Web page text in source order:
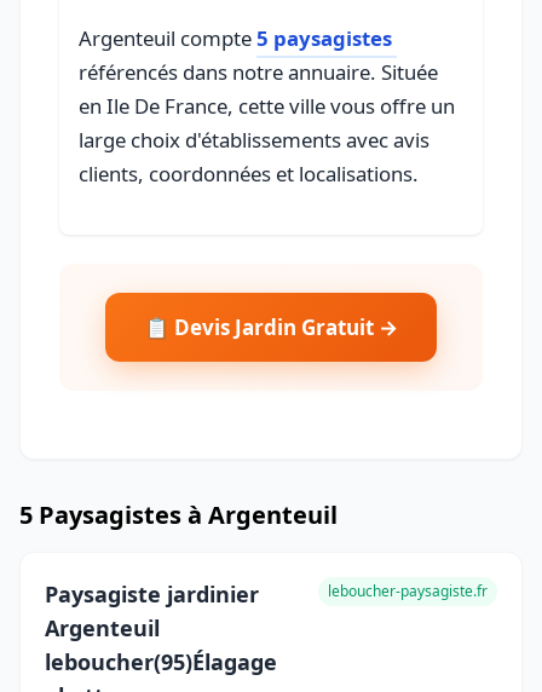
Argenteuil compte5 paysagistes
référencés dans notre annuaire. Située
en Ile De France, cette ville vous offre un
large choix d'établissements avec avis
clients, coordonnées et localisations.
📋 Devis Jardin Gratuit →
5 Paysagistes à Argenteuil
Paysagiste jardinier
Argenteuil
leboucher(95)Élagage
leboucher-paysagiste.fr